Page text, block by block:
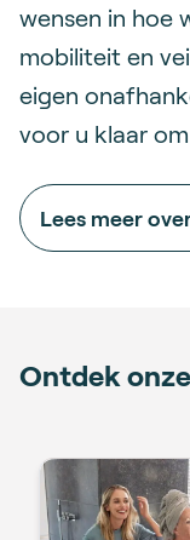
wensen in hoe
mobiliteit en
eigen
voor u klaar
Lees meer
Ontdek